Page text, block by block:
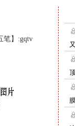
笔】:gqtv